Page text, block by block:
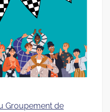
Groupement de